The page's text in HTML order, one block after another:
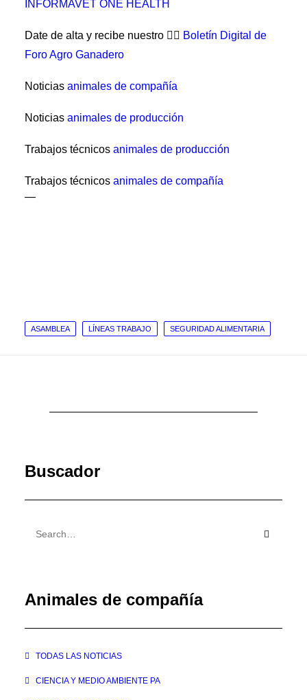
INFORMAVET ONE HEALTH
Date de alta y recibe nuestro 👉🏼 Boletín Digital de
Foro Agro Ganadero
Noticias animales de compañía
Noticias animales de producción
Trabajos técnicos animales de producción
Trabajos técnicos animales de compañía
—
ASAMBLEA LÍNEAS TRABAJO SEGURIDAD ALIMENTARIA
Buscador
Animales de compañía
TODAS LAS NOTICIAS
CIENCIA Y MEDIO AMBIENTE PA